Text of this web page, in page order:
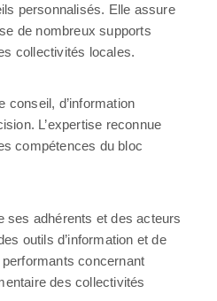
personnalisés. Elle assure
de nombreux supports
collectivités locales.
conseil, d’information
L’expertise reconnue
compétences du bloc
ses adhérents et des acteurs
outils d’information et de
concernant
des collectivités